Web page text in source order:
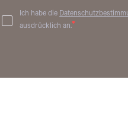
Ich habe die
ausdrücklich an.